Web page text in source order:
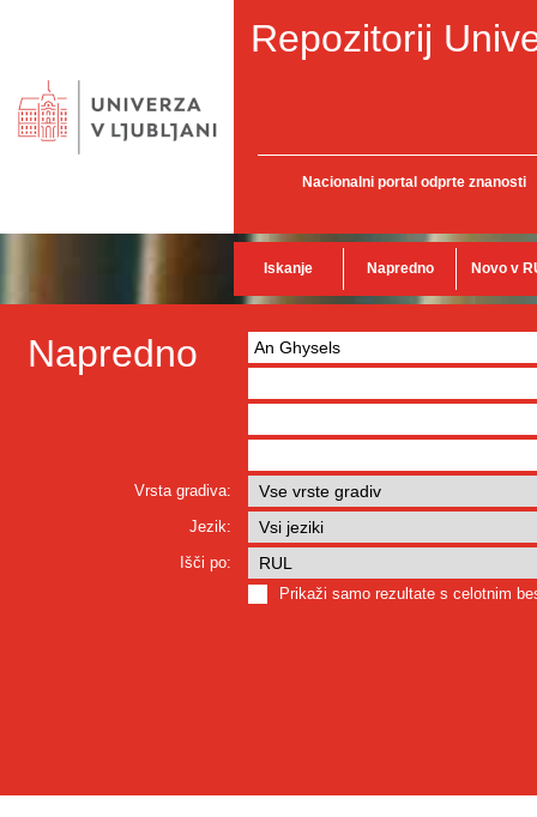
Repozitorij
Nacionalni portal odprte znanosti
Iskanje Napredno Novo v
Napredno
Vrsta gradiva:
Jezik:
Išči po:
Prikaži samo rezultate s celotnim